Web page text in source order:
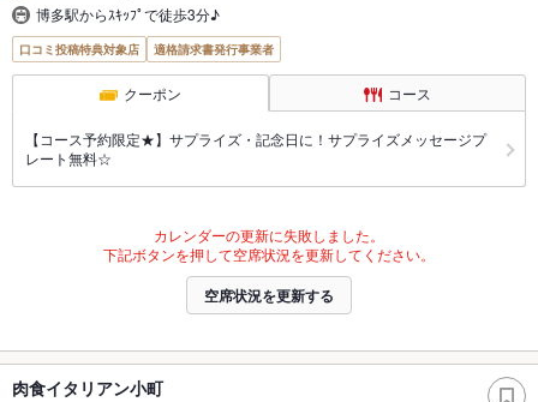
博多駅からｽｷｯﾌﾟで徒歩3分♪
口コミ投稿特典対象店 適格請求書発行事業者
クーポン コース
【コース予約限定★】サプライズ・記念日に！サプライズメッセージプ
レート無料☆
カレンダーの更新に失敗しました。
下記ボタンを押して空席状況を更新してください。
空席状況を更新する
肉食イタリアン小町